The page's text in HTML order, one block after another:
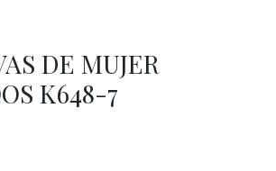
DE MUJER
K648-7